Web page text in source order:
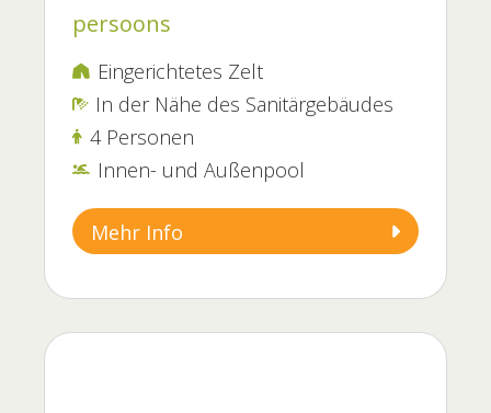
persoons
 Eingerichtetes Zelt
 4 Personen
 In der Nähe des Sanitärgebäudes
 Innen- und Außenpool
Mehr Info